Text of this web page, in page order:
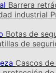
Barrera
industrial
Botas de
de
Cascos